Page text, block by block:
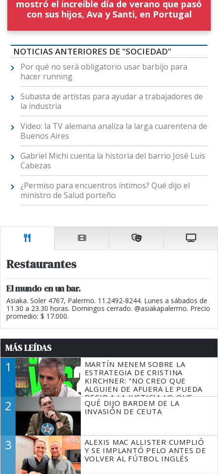
mostró el increíble día de verano que pasó
con sus hijos, Ava y Santi, en Portugal
NOTICIAS ANTERIORES DE "SOCIEDAD"
Por qué no será obligatorio usar barbijo para
hacer running
Subasta de artistas para ayudar a trabajadores de
la industria
Video: la TV alemana analiza la larga cuarentena de
Buenos Aires
Gabriel Michi cuenta la historia del barrio José Luis
Cabezas
¿Permiso para encuentros íntimos? Qué dijo el
ministro de Salud porteño
Restaurantes
El mundo en un bar.
Asiaka. Soler 4767, Palermo. 11.2492-8244. Lunes a sábados de
11.30 a 23.30 horas. Domingos cerrado. @asiakapalermo. Precio
promedio: $ 17.000.
MÁS LEÍDAS
1
MARTÍN MENEM SOBRE LA
ESTRATEGIA DE CRISTINA
KIRCHNER: "NO CREO QUE
ALGUIEN DE AFUERA LE PUEDA
DECIR A LA JUSTICIA LO QUE
TIENE QUE HACER"
2
QUÉ DIJO BARDEM DE LA
INVASIÓN DE CEUTA
3
ALEXIS MAC ALLISTER CUMPLIÓ
Y SE IMPLANTÓ PELO ANTES DE
VOLVER AL FÚTBOL INGLÉS